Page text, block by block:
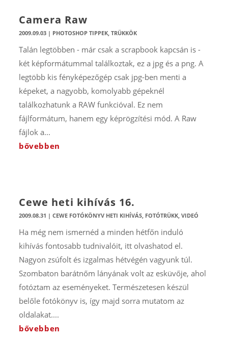
Camera Raw
2009.09.03| PHOTOSHOP TIPPEK, TRÜKKÖK
Talán legtöbben - már csak a scrapbook kapcsán is -
két képformátummal találkoztak, ez a jpg és a png. A
legtöbb kis fényképezőgép csak jpg-ben menti a
képeket, a nagyobb, komolyabb gépeknél
találkozhatunk a RAW funkcióval. Ez nem
fájlformátum, hanem egy képrögzítési mód. A Raw
fájlok a...
bővebben
Cewe heti kihívás 16.
2009.08.31 | CEWE FOTÓKÖNYV HETI KIHÍVÁS, FOTÓTRÜKK, VIDEÓ
Ha még nem ismernéd a minden hétfőn induló
kihívás fontosabb tudnivalóit, itt olvashatod el.
Nagyon zsúfolt és izgalmas hétvégén vagyunk túl.
Szombaton barátnőm lányának volt az esküvője, ahol
fotóztam az eseményeket. Természetesen készül
belőle fotókönyv is, így majd sorra mutatom az
oldalakat....
bővebben